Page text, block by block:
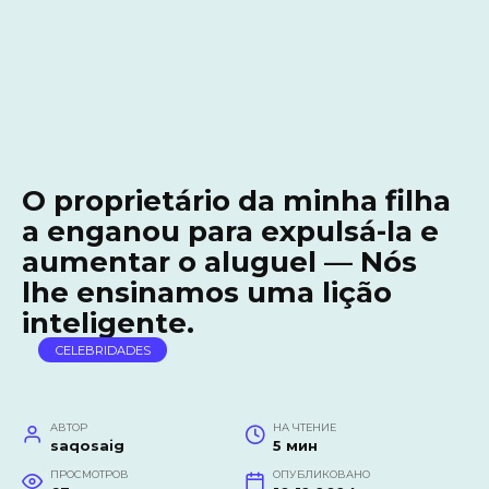
O proprietário da minha filha
a enganou para expulsá-la e
aumentar o aluguel — Nós
lhe ensinamos uma lição
inteligente.
CELEBRIDADES
АВТОР
saqosaig
НА ЧТЕНИЕ
5 мин
ПРОСМОТРОВ ОПУБЛИКОВАНО